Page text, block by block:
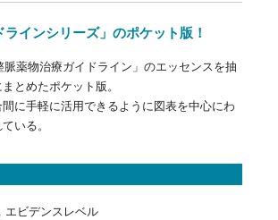
ラインシリーズ」のポケット版！
脈薬物治療ガイドライン」のエッセンスを抽
とめたポケット版。
に手軽に活用できるように図表を中心にわ
いる。
エビデンスレベル